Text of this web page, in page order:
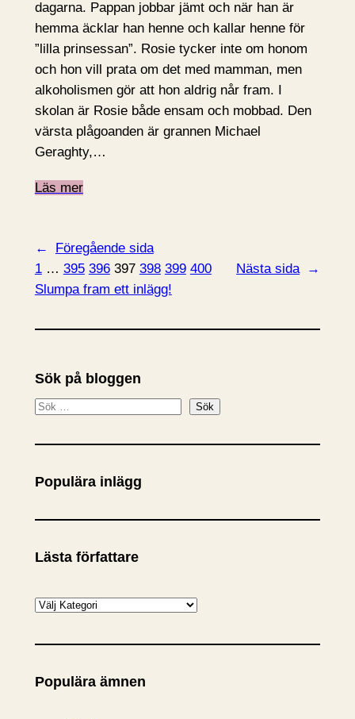
dagarna. Pappan jobbar jämt och när han är
hemma äcklar han henne och kallar henne för
”lilla prinsessan”. Rosie tycker inte om honom
och hon vill prata om det med mamman, men
alkoholismen gör att hon aldrig når fram. I
skolan är Rosie både ensam och mobbad. Den
värsta plågoanden är grannen Michael
Geraghty,…
Läs mer
←
Föregående sida
1 … 395 396 397 398 399 400 Nästa sida
→
Slumpa fram ett inlägg!
Sök på bloggen
S
k
Sök
Populära inlägg
Lästa författare
K
t
g
Populära ämnen